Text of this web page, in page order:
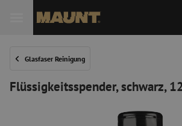
Glasfaser Reinigung
Flüssigkeitsspender, schwarz,